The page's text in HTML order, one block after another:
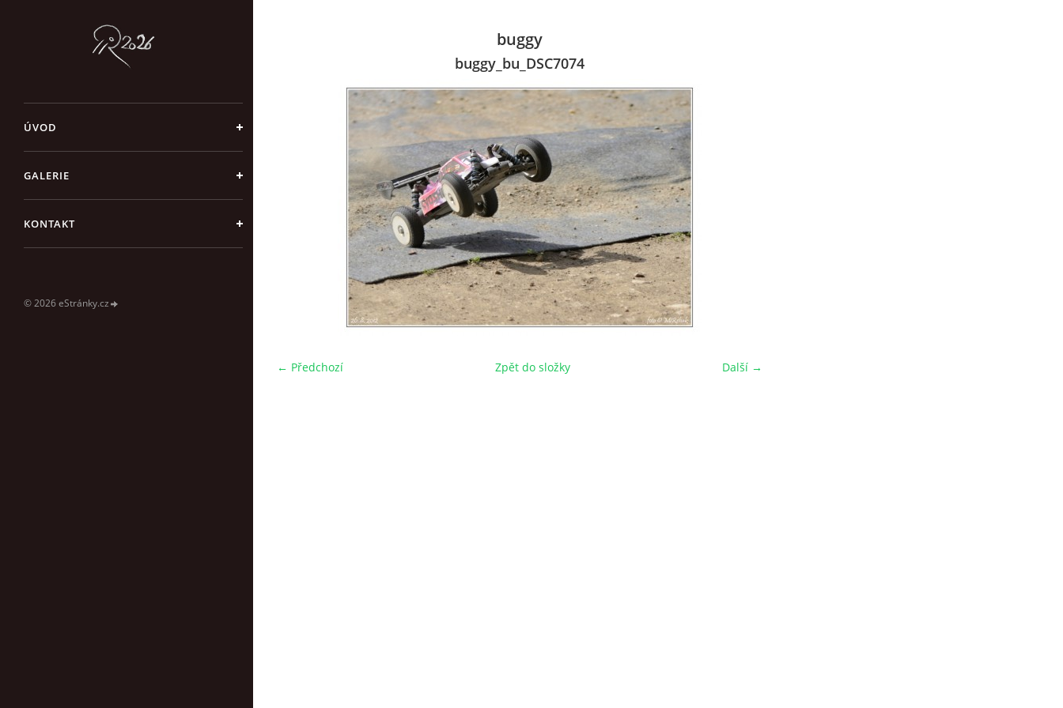
ÚVOD
GALERIE
KONTAKT
© 2026 eStránky.cz
buggy
buggy_bu_DSC7074
← Předchozí Další →
Zpět do složky